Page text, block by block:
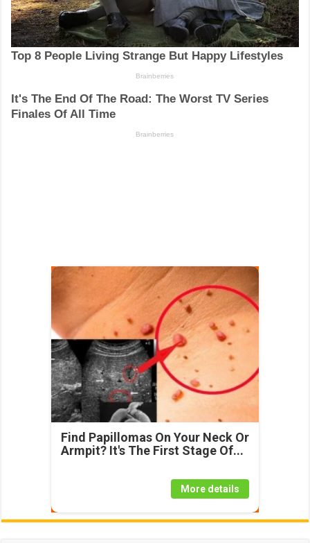
Find Papillomas On Your Neck Or
Armpit? It's The First Stage Of...
More details